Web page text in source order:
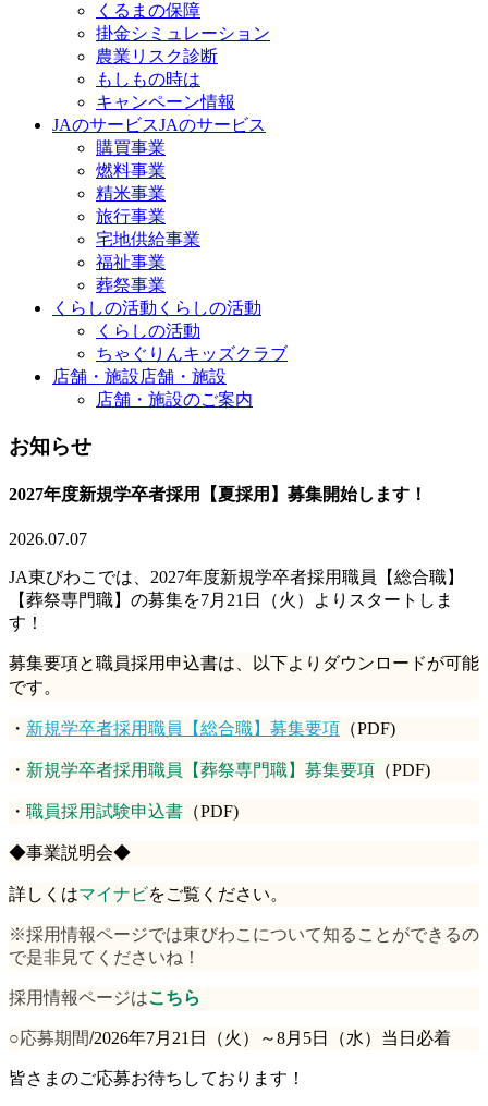
くるまの保障
掛金シミュレーション
農業リスク診断
もしもの時は
キャンペーン情報
JAのサービスJAのサービス
購買事業
燃料事業
精米事業
旅行事業
宅地供給事業
福祉事業
葬祭事業
くらしの活動 くらしの活動
くらしの活動
ちゃぐりんキッズクラブ
店舗・施設店舗・施設
店舗・施設のご案内
お知らせ
2027年度新規学卒者採用【夏採用】募集開始します！
2026.07.07
JA東びわこでは、 2027年度新規学卒者採用職員【総合職】
【葬祭専門職】の募集を7月21日（火）よりスタートしま
す！
募集要項と職員採用申込書は、以下よりダウンロードが可能
です。
・ 新規学卒者採用職員【総合職】募集要項 （PDF)
・ 新規学卒者採用職員【葬祭専門職】募集要項 （PDF)
・ 職員採用試験申込書 （PDF)
◆事業説明会◆
詳しくはマイナビをご覧ください。
※採用情報ページでは東びわこについて知ることができるの
で是非見てくださいね！
採用情報ページはこちら
○応募期間/2026年7月21日（火）～8月5日（水）当日必着
皆さまのご応募お待ちしております！